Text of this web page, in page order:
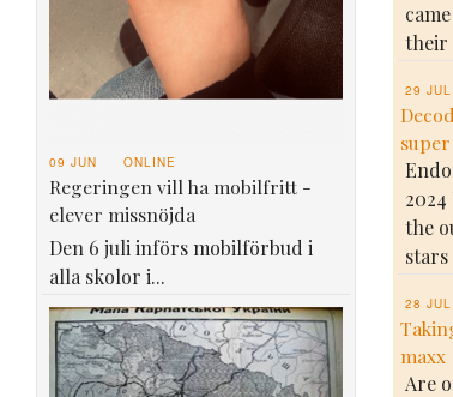
09 JUN ONLINE
Regeringen vill ha mobilfritt -
elever missnöjda
Den 6 juli införs mobilförbud i
alla skolor i...
their
29 JUL
the
28 JUL
maxx
Are